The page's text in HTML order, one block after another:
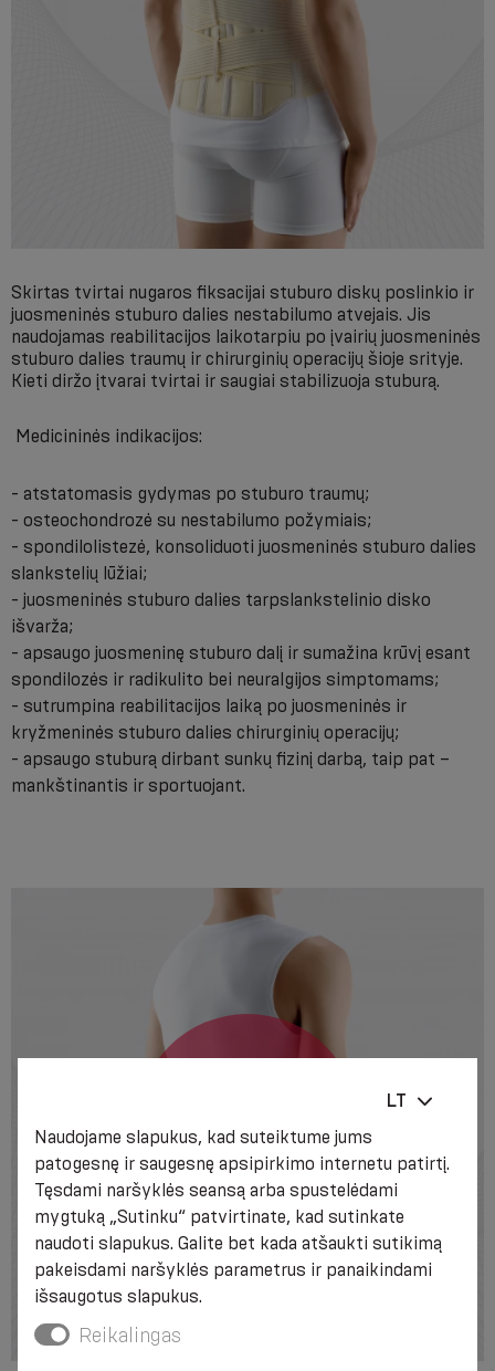
Skirtas tvirtai nugaros fiksacijai stuburo diskų poslinkio ir
juosmeninės stuburo dalies nestabilumo atvejais. Jis
naudojamas reabilitacijos laikotarpiu po įvairių juosmeninės
stuburo dalies traumų ir chirurginių operacijų šioje srityje.
Kieti diržo įtvarai tvirtai ir saugiai stabilizuoja stuburą.
Medicininės indikacijos:
- atstatomasis gydymas po stuburo traumų;
- osteochondrozė su nestabilumo požymiais;
- spondilolistezė, konsoliduoti juosmeninės stuburo dalies
slankstelių lūžiai;
- juosmeninės stuburo dalies tarpslankstelinio disko
išvarža;
- apsaugo juosmeninę stuburo dalį ir sumažina krūvį esant
spondilozės ir radikulito bei neuralgijos simptomams;
- sutrumpina reabilitacijos laiką po juosmeninės ir
kryžmeninės stuburo dalies chirurginių operacijų;
- apsaugo stuburą dirbant sunkų fizinį darbą, taip pat –
mankštinantis ir sportuojant.
LT
Naudojame slapukus, kad suteiktume jums
patogesnę ir saugesnę apsipirkimo internetu patirtį.
Tęsdami naršyklės seansą arba spustelėdami
mygtuką „Sutinku“ patvirtinate, kad sutinkate
naudoti slapukus. Galite bet kada atšaukti sutikimą
pakeisdami naršyklės parametrus ir panaikindami
išsaugotus slapukus.
Reikalingas